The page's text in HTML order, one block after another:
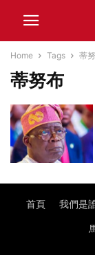
Home Tags 蒂
蒂努布
首頁 我們是